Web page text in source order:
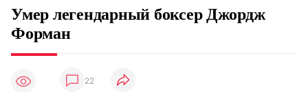
Умер легендарный боксер Джордж
Форман
22